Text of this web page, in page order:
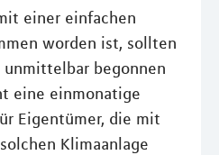
einer einfachen
worden ist, sollten
begonnen
eine einmonatige
Eigentümer, die mit
Klimaanlage